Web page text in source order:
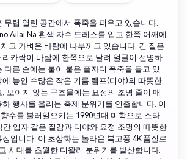
무렵 열린 공간에서 폭죽을 피우고 있습니다.
Ailai Na 흰색 자수 드레스를 입고 한쪽 어깨에
고 가벼운 바람에 나부끼고 있습니다. 긴 짙은
리카락이 바람에 한쪽으로 날려 얼굴이 선명하
다른 손에는 불이 붙은 풀자디 폭죽을 들고 있
에 놓인 수많은 작은 기름 램프(디야)의 따뜻한
보이지 않는 구조물에는 요정의 조명 줄이 매
행사를 울리는 축제 분위기를 연출합니다. 이
수를 불러일으키는 1990년대 미학으로 스타
간 입자 같은 질감과 디야와 요정 조명의 따뜻한
입니다. 이 초상화는 놀라운 복고풍 4K 품질로
시대를 초월한 디왈리 분위기를 발산합니다.